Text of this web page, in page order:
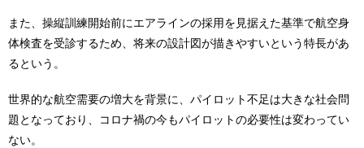
また、操縦訓練開始前にエアラインの採用を見据えた基準で航空身
体検査を受診するため、将来の設計図が描きやすいという特長があ
るという。
世界的な航空需要の増大を背景に、パイロット不足は大きな社会問
題となっており、コロナ禍の今もパイロットの必要性は変わってい
ない。